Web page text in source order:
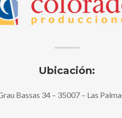
Ubicación:
Bassas 34 – 35007 – Las